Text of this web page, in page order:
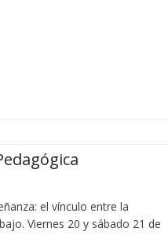
el vínculo entre la
Viernes 20 y sábado 21 de